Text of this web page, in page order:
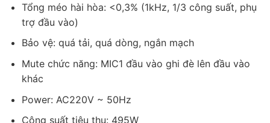
Tổng méo hài hòa: <0,3% (1kHz, 1/3 công suất, phụ
trợ đầu vào)
Bảo vệ: quá tải, quá dòng, ngắn mạch
Mute chức năng: MIC1 đầu vào ghi đè lên đầu vào
khác
Power: AC220V ~ 50Hz
Công suất tiêu thụ: 495W